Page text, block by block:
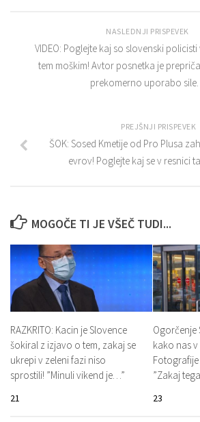
NASLEDNJI PRISPEVEK
VIDEO: Poglejte kaj so slovenski
tem moškim! Avtor posnetka je
prekomerno uporabo
PREJŠNJI PRISPEVEK
ŠOK: Sosed Kmetije od Pro Plusa
evrov! Poglejte kaj se v resnici
MOGOČE TI JE VŠEČ TUDI...
RAZKRITO: Kacin je Slovence
šokiral z izjavo o tem, zakaj se
ukrepi v zeleni fazi niso
sprostili! ”Minuli vikend je…”
21
Ogorčenje
kako nas
”Zakaj
23